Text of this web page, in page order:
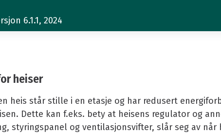
6.1.1, 2024
for heiser
heiser
heis står stille i en etasje og har redusert
Dette kan f.eks. bety at heisens regulator og
styringspanel og ventilasjonsvifter, slår seg av